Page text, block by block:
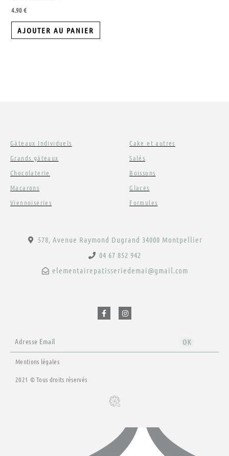
4.90€
AJOUTER AU PANIER
Gâteaux Individuels
Grands gâteaux
Chocolaterie
Macarons
Viennoiseries
Cake et autres
Salés
Boissons
Glaces
Formules
578, Avenue Raymond Dugrand 34000 Montpellier
04 67 852 942
elementairepatisseriedemai@gmail.com
e
b
f
t
a
OK
Mentions légales
2021 © Tous droits réservés